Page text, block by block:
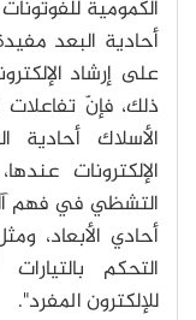
الكمومية
أحادية البعد
على إرشاد
ذلك، فإنّ
الأسلاك
الإلكترونات
التشظي في فهم
أحادي الأبعاد،
التحكم
للإلكترون المفرد".